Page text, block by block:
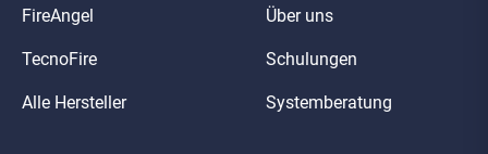
FireAngel
TecnoFire
Alle Hersteller
Über uns
Schulungen
Systemberatung